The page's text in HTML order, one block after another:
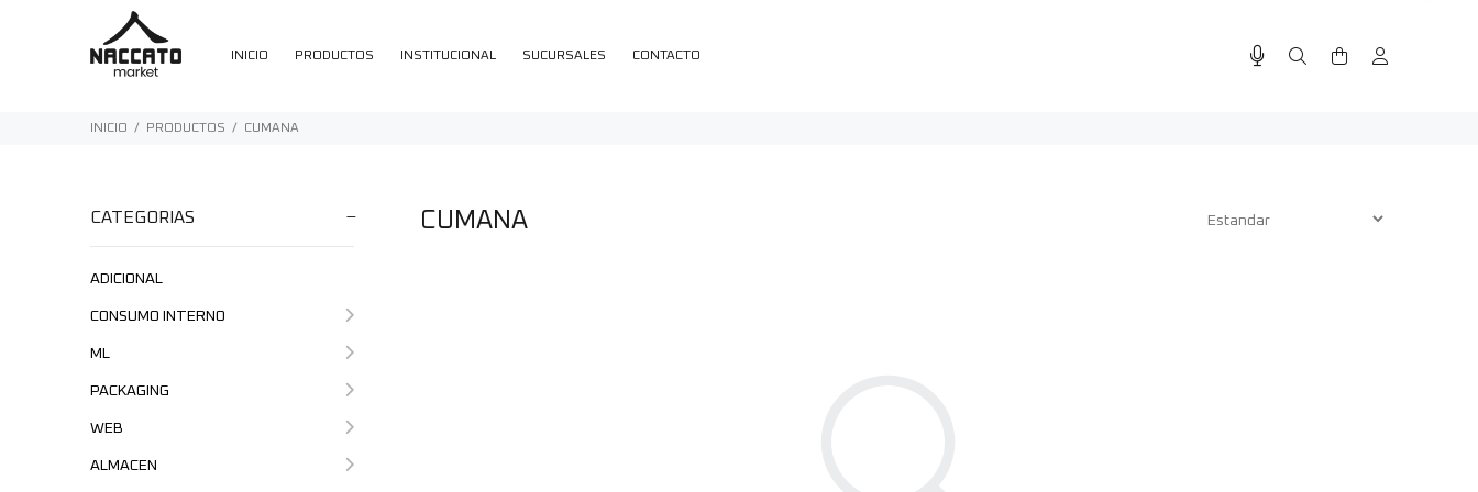
INICIO PRODUCTOS INSTITUCIONAL SUCURSALES CONTACTO
INICIO PRODUCTOS CUMANA
CATEGORIAS
ADICIONAL
CONSUMO INTERNO
ML
PACKAGING
WEB
ALMACEN
CUMANA